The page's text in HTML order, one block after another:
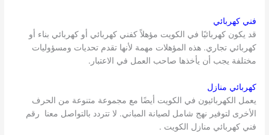
فني كهربائي
قد يكون كهربائيًا في الكويت مؤهلاً كفني كهربائي أو كهربائي بناء أو
كهربائي تجاري. هذه المؤهلات مهمة لأنها تقدم تحديات ومسؤوليات
مختلفة يجب أن يأخذها صاحب العمل في الاعتبار.
كهربائي منازل
يعمل الكهربائيون في الكويت أيضًا مع مجموعة متنوعة من الحرف
الأخرى لتوفير نهج شامل لصيانة المباني. لا تتردد بالتواصل معنا رقم
فني كهربائي منازل الكويت .